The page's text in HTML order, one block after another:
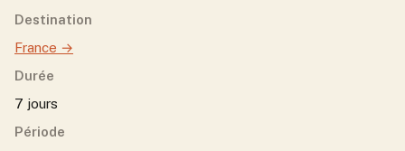
Destination
France →
Durée
7 jours
Période